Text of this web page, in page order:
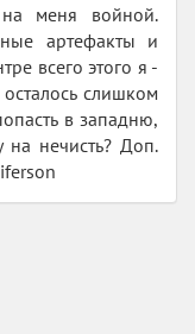
меня войной.
артефакты и
всего этого я -
слишком
в западню,
на нечисть? Доп.